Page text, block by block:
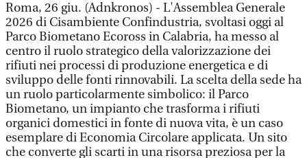
Roma, 26 giu. (Adnkronos) - L'Assemblea Generale
2026 di Cisambiente Confindustria, svoltasi oggi al
Parco Biometano Ecoross in Calabria, ha messo al
centro il ruolo strategico della valorizzazione dei
rifiuti nei processi di produzione energetica e di
sviluppo delle fonti rinnovabili. La scelta della sede ha
un ruolo particolarmente simbolico: il Parco
Biometano, un impianto che trasforma i rifiuti
organici domestici in fonte di nuova vita, è un caso
esemplare di Economia Circolare applicata. Un sito
che converte gli scarti in una risorsa preziosa per la